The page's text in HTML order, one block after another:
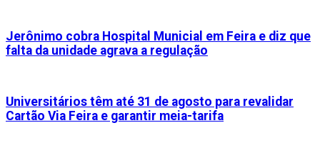
Jerônimo cobra Hospital Municial em Feira e diz que
falta da unidade agrava a regulação
Universitários têm até 31 de agosto para revalidar
Cartão Via Feira e garantir meia-tarifa